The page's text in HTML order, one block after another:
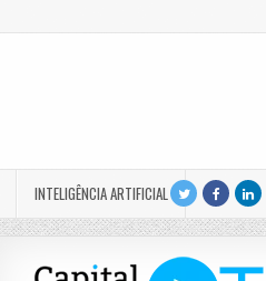
INTELIGÊNCIA ARTIFICIAL